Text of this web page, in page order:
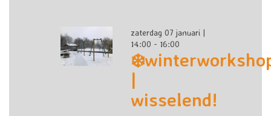
zaterdag 07 januari |
14:00 - 16:00
|
wisselend!